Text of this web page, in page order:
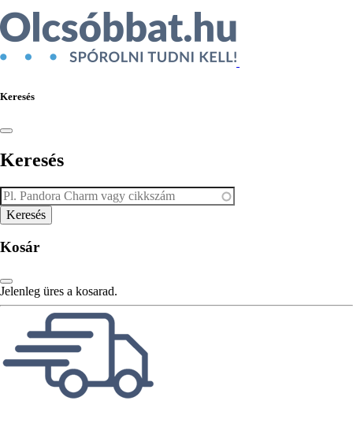
Keresés
Keresés
Kosár
Jelenleg üres a kosarad.